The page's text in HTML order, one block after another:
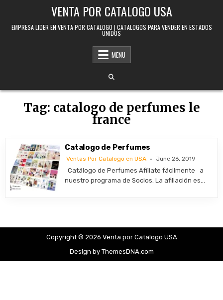
VENTA POR CATALOGO USA
EMPRESA LIDER EN VENTA POR CATALOGO | CATALOGOS PARA VENDER EN ESTADOS
UNIDOS
MENU
Tag: catalogo de perfumes le
france
Catalogo de Perfumes
Ventas Por Catalogo en USA June 26, 2019
Catálogo de Perfumes Afíliate fácilmente a
nuestro programa de Socios. La afiliación es…
Copyright © 2026 Venta por Catalogo USA
Design by ThemesDNA.com